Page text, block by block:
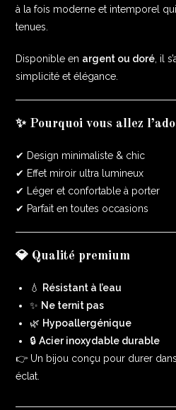
à la fois moderne et intemporel
tenues.
Disponible en argent ou doré , il
simplicité et élégance.
✨ Pourquoi vous allez
✔ Design minimaliste & chic
✔ Effet miroir ultra lumineux
✔ Léger et confortable à porter
✔ Parfait en toutes occasions
💎 Qualité premium
💧 Résistant à l’eau
✨ Ne ternit pas
🌿 Hypoallergénique
🔒Acier inoxydable durable
👉 Un bijou conçu pour durer
éclat.